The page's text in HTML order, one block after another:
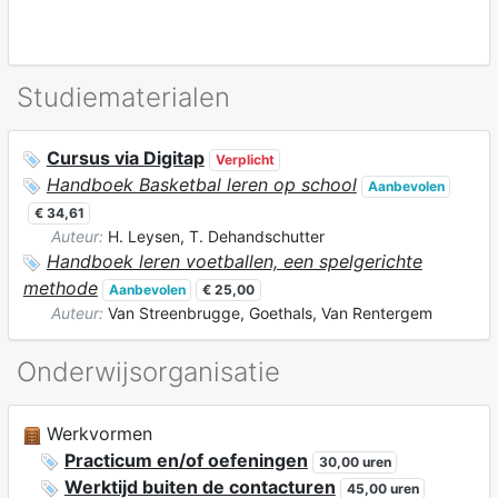
Studiematerialen
Cursus via Digitap Verplicht
Handboek Basketbal leren op school
Aanbevolen
€ 34,61
Auteur: H. Leysen, T. Dehandschutter
Handboek leren voetballen, een spelgerichte
methode
Aanbevolen € 25,00
Auteur: Van Streenbrugge, Goethals, Van Rentergem
Onderwijsorganisatie
Werkvormen
Practicum en/of oefeningen
30,00 uren
Werktijd buiten de contacturen 45,00 uren